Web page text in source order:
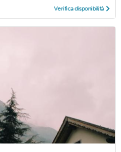
Verifica disponibilità